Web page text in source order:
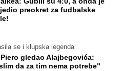
preokret za fudbalske
se i klupska legenda
Piero gledao Alajbegovića:
da za tim nema potrebe"